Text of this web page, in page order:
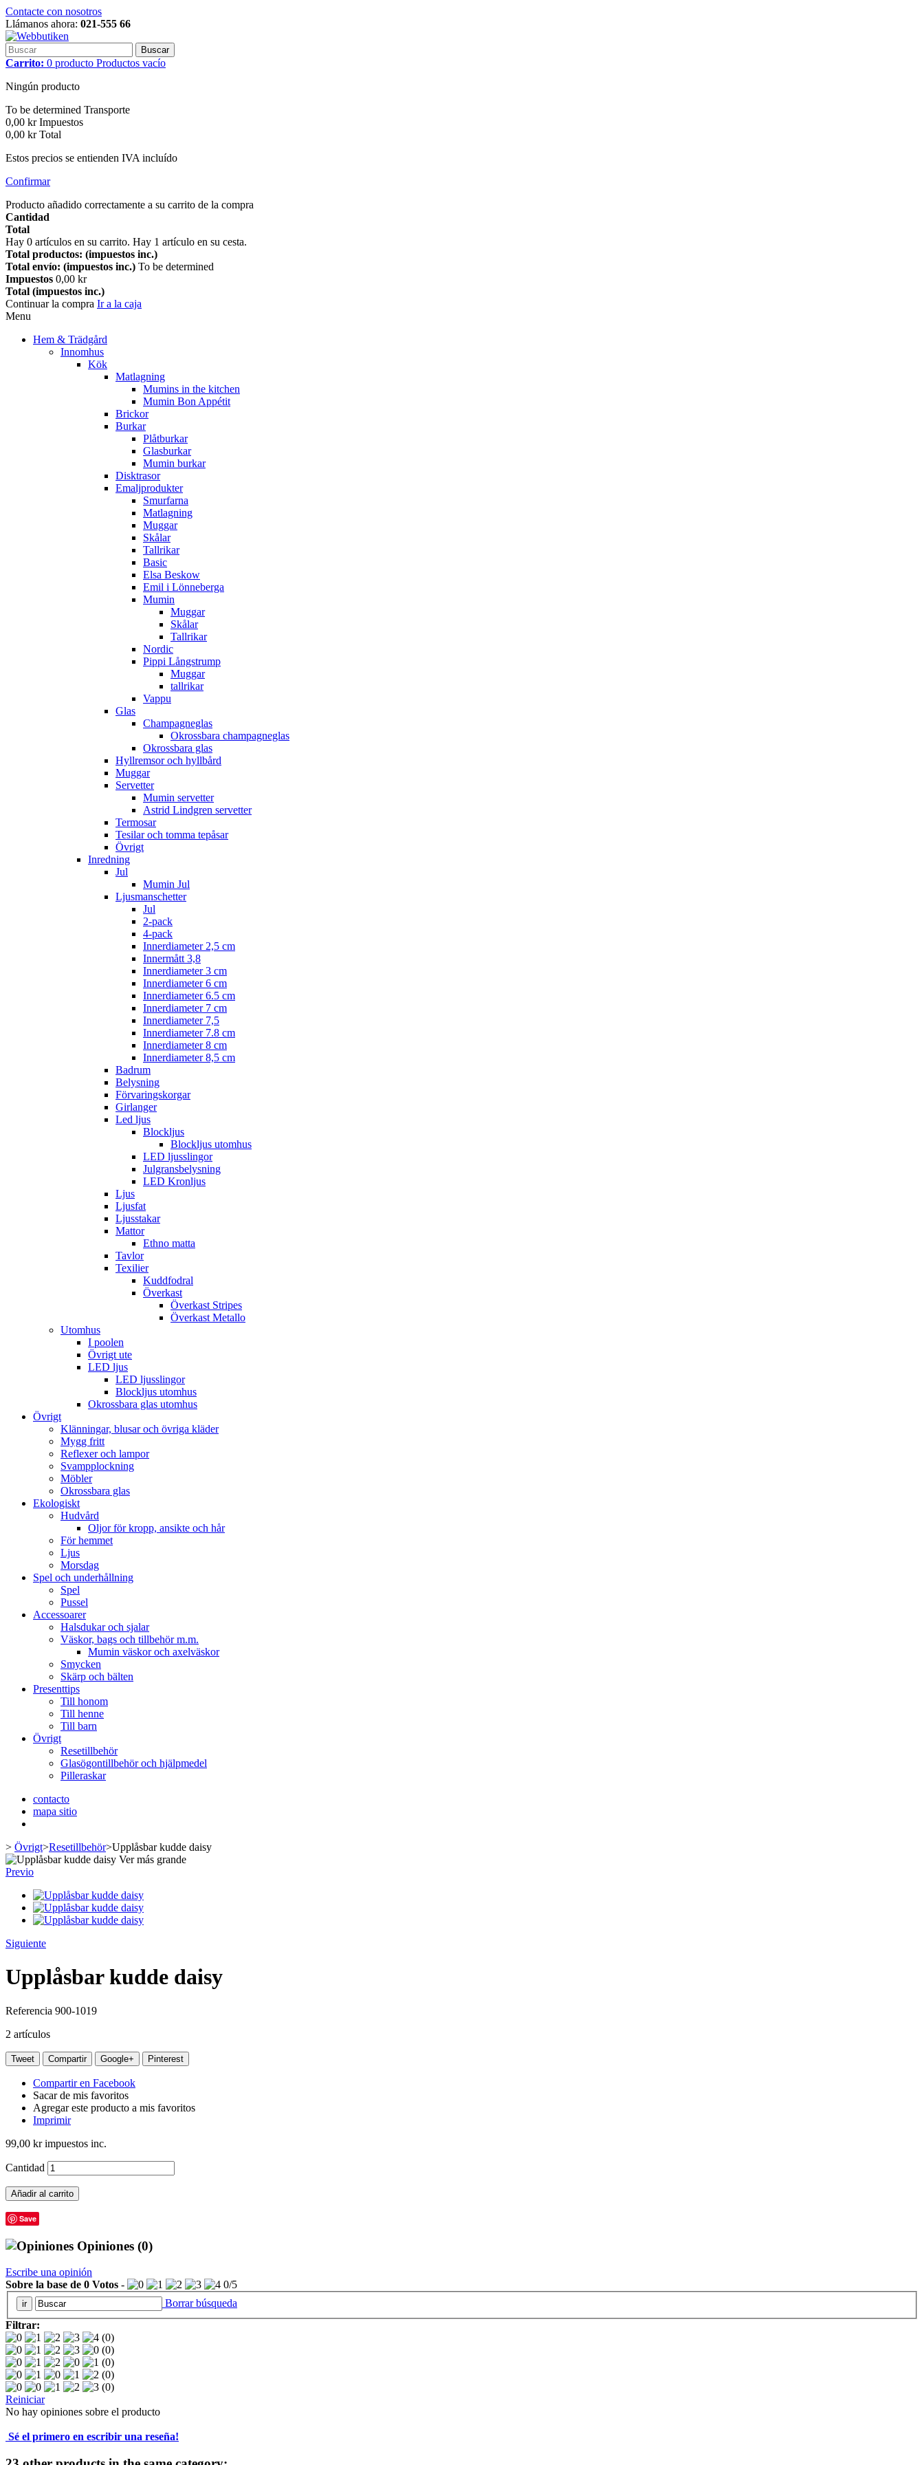
Contacte con nosotros
Llámanos ahora: 021-555 66
Buscar
Carrito: 0 producto Productos vacío
Ningún producto
To be determined Transporte
0,00 kr Impuestos
0,00 kr Total
Estos precios se entienden IVA incluído
Confirmar
Producto añadido correctamente a su carrito de la compra
Cantidad
Total
Hay 0 artículos en su carrito. Hay 1 artículo en su cesta.
Total productos: (impuestos inc.)
Total envío: (impuestos inc.) To be determined
Impuestos 0,00 kr
Total (impuestos inc.)
Continuar la compra Ir a la caja
Menu
Hem & Trädgård
Innomhus
Kök
Matlagning
Mumins in the kitchen
Mumin Bon Appétit
Brickor
Burkar
Plåtburkar
Glasburkar
Mumin burkar
Disktrasor
Emaljprodukter
Smurfarna
Matlagning
Muggar
Skålar
Tallrikar
Basic
Elsa Beskow
Emil i Lönneberga
Mumin
Muggar
Skålar
Tallrikar
Nordic
Pippi Långstrump
Muggar
tallrikar
Vappu
Glas
Champagneglas
Okrossbara champagneglas
Okrossbara glas
Hyllremsor och hyllbård
Muggar
Servetter
Mumin servetter
Astrid Lindgren servetter
Termosar
Tesilar och tomma tepåsar
Övrigt
Inredning
Jul
Mumin Jul
Ljusmanschetter
Jul
2-pack
4-pack
Innerdiameter 2,5 cm
Innermått 3,8
Innerdiameter 3 cm
Innerdiameter 6 cm
Innerdiameter 6.5 cm
Innerdiameter 7 cm
Innerdiameter 7,5
Innerdiameter 7.8 cm
Innerdiameter 8 cm
Innerdiameter 8,5 cm
Badrum
Belysning
Förvaringskorgar
Girlanger
Led ljus
Blockljus
Blockljus utomhus
LED ljusslingor
Julgransbelysning
LED Kronljus
Ljus
Ljusfat
Ljusstakar
Mattor
Ethno matta
Tavlor
Texilier
Kuddfodral
Överkast
Överkast Stripes
Överkast Metallo
Utomhus
I poolen
Övrigt ute
LED ljus
LED ljusslingor
Blockljus utomhus
Okrossbara glas utomhus
Övrigt
Klänningar, blusar och övriga kläder
Mygg fritt
Reflexer och lampor
Svampplockning
Möbler
Okrossbara glas
Ekologiskt
Hudvård
Oljor för kropp, ansikte och hår
För hemmet
Ljus
Morsdag
Spel och underhållning
Spel
Pussel
Accessoarer
Halsdukar och sjalar
Väskor, bags och tillbehör m.m.
Mumin väskor och axelväskor
Smycken
Skärp och bälten
Presenttips
Till honom
Till henne
Till barn
Övrigt
Resetillbehör
Glasögontillbehör och hjälpmedel
Pilleraskar
contacto
mapa sitio
> Övrigt>Resetillbehör>Upplåsbar kudde daisy
Ver más grande
Previo
Siguiente
Upplåsbar kudde daisy
Referencia 900-1019
2 artículos
Tweet Compartir Google+ Pinterest
Compartir en Facebook
Sacar de mis favoritos
Agregar este producto a mis favoritos
Imprimir
99,00 krimpuestos inc.
Cantidad
Añadir al carrito
Save
Opiniones (0)
Escribe una opinión
Sobre la base de 0 Votos - 0/5
Borrar búsqueda
Filtrar:
(0)
(0)
(0)
(0)
(0)
Reiniciar
No hay opiniones sobre el producto
Sé el primero en escribir una reseña!